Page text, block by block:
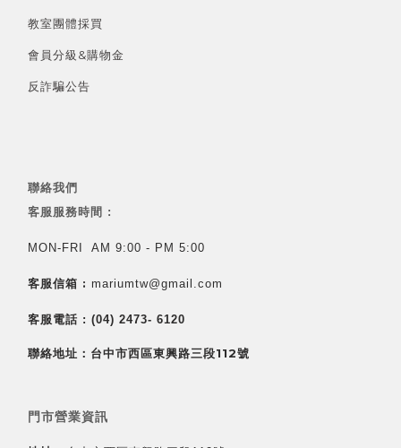
教室團體採買
會員分級&購物金
反詐騙公告
聯絡我們
客服服務時間 :
MON-FRI AM 9:00 - PM 5:00
客服信箱 : mariumtw@gmail.com
客服電話 : (04) 2473- 6120
聯絡地址：台中市西區東興路三段112號
門市營業資訊